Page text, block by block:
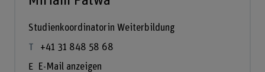
Studienkoordinatorin Weiterbildung
+41 31 848 58 68
E-Mail anzeigen